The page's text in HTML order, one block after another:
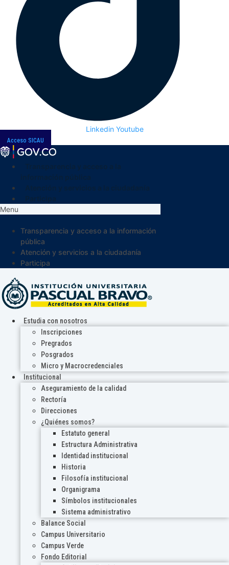
Linkedin Youtube
Acceso SICAU
Menu
Transparencia y acceso a la información
pública
Atención y servicios a la ciudadanía
Participa
Estudia con nosotros
Inscripciones
Pregrados
Posgrados
Micro y Macrocredenciales
Institucional
Aseguramiento de la calidad
Rectoría
Direcciones
¿Quiénes somos?
Estatuto general
Estructura Administrativa
Identidad institucional
Historia
Filosofía institucional
Organigrama
Símbolos institucionales
Sistema administrativo
Balance Social
Campus Universitario
Campus Verde
Fondo Editorial